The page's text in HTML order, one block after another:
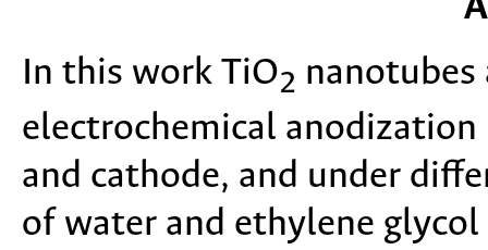
In this work TiO2 nanotubes
electrochemical
and cathode, and under
of water and ethylene